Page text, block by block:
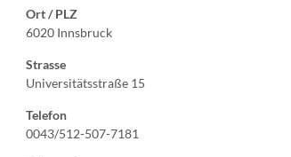
Ort / PLZ
6020 Innsbruck
Strasse
Universitätsstraße 15
Telefon
0043/512-507-7181